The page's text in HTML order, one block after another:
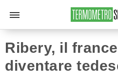
Ribery, il
diventare